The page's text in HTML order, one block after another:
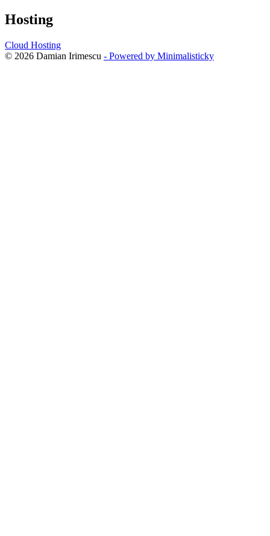
Hosting
Cloud Hosting
© 2026 Damian Irimescu - Powered by Minimalisticky